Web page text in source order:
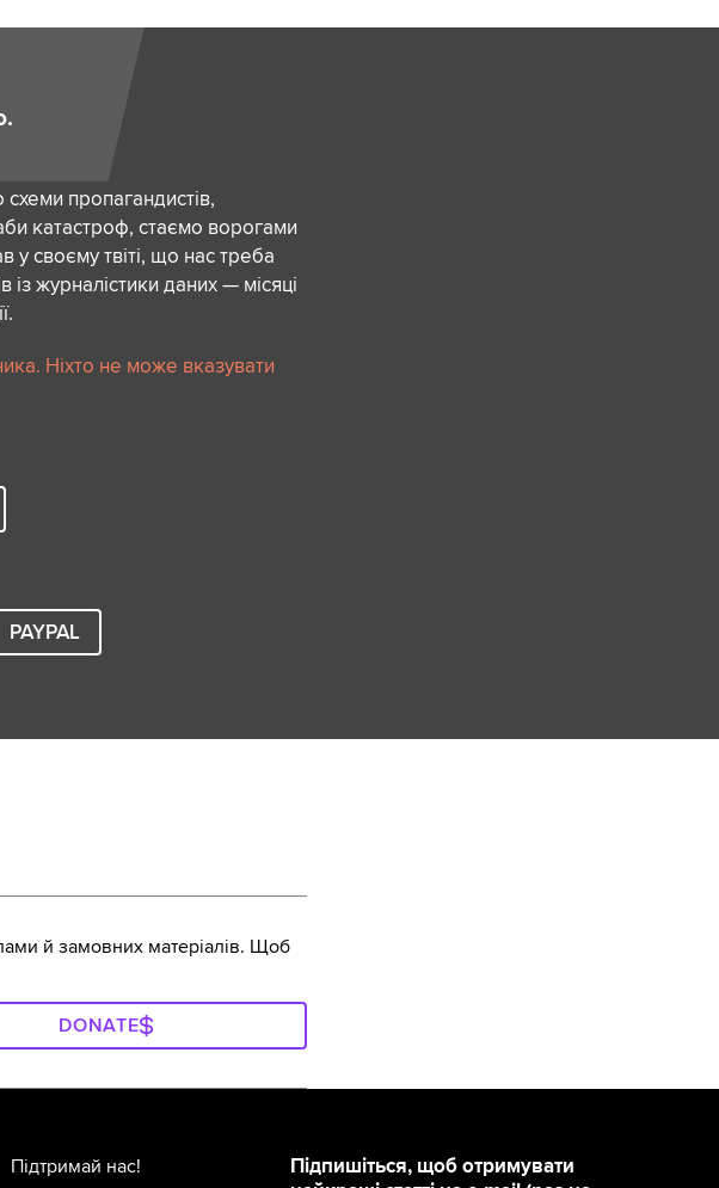
пропагандистів,
катастроф, стаємо ворогами
у своєму твіті, що нас треба
із журналістики даних — місяці
Ніхто не може вказувати
PAYPAL
й замовних матеріалів. Щоб
DONATE
Підпишіться, щоб отримувати
Підтримай нас!